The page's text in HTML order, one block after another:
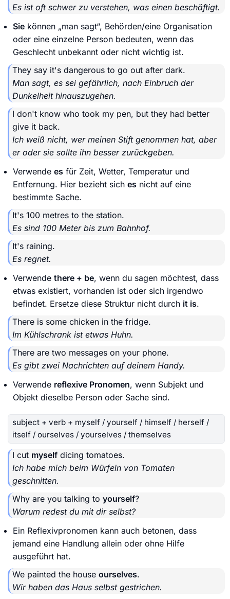
Es ist oft schwer zu verstehen, was einen beschäftigt.
Sie können „man sagt“, Behörden/eine Organisation
oder eine einzelne Person bedeuten, wenn das
Geschlecht unbekannt oder nicht wichtig ist.
They say it's dangerous to go out after dark.
Man sagt, es sei gefährlich, nach Einbruch der
Dunkelheit hinauszugehen.
I don't know who took my pen, but they had better
give it back.
Ich weiß nicht, wer meinen Stift genommen hat, aber
er oder sie sollte ihn besser zurückgeben.
Verwende es für Zeit, Wetter, Temperatur und
Entfernung. Hier bezieht sich es nicht auf eine
bestimmte Sache.
It's 100 metres to the station.
Es sind 100 Meter bis zum Bahnhof.
It's raining.
Es regnet.
Verwende there + be, wenn du sagen möchtest, dass
etwas existiert, vorhanden ist oder sich irgendwo
befindet. Ersetze diese Struktur nicht durch it is.
There is some chicken in the fridge.
Im Kühlschrank ist etwas Huhn.
There are two messages on your phone.
Es gibt zwei Nachrichten auf deinem Handy.
Verwende reflexive Pronomen, wenn Subjekt und
Objekt dieselbe Person oder Sache sind.
subject + verb + myself / yourself / himself / herself /
itself / ourselves / yourselves / themselves
I cut myself dicing tomatoes.
Ich habe mich beim Würfeln von Tomaten
geschnitten.
Why are you talking to yourself?
Warum redest du mit dir selbst?
Ein Reflexivpronomen kann auch betonen, dass
jemand eine Handlung allein oder ohne Hilfe
ausgeführt hat.
We painted the house ourselves.
Wir haben das Haus selbst gestrichen.